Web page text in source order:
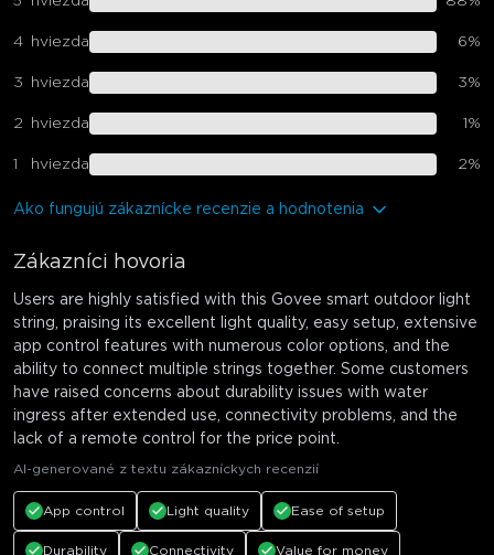
4 hviezda 6%
3 hviezda 3%
2 hviezda 1%
1 hviezda 2%
Ako fungujú zákaznícke recenzie a hodnotenia
Zákazníci hovoria
Users are highly satisfied with this Govee smart outdoor light
string, praising its excellent light quality, easy setup, extensive
app control features with numerous color options, and the
ability to connect multiple strings together. Some customers
have raised concerns about durability issues with water
ingress after extended use, connectivity problems, and the
lack of a remote control for the price point.
AI-generované z textu zákazníckych recenzií
App control Light quality Ease of setup
Durability Connectivity Value for money